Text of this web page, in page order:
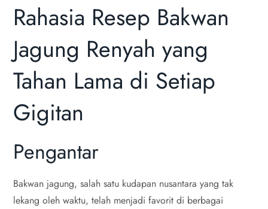
Rahasia Resep Bakwan
Jagung Renyah yang
Tahan Lama di Setiap
Gigitan
Pengantar
Bakwan jagung, salah satu kudapan nusantara yang tak
lekang oleh waktu, telah menjadi favorit di berbagai